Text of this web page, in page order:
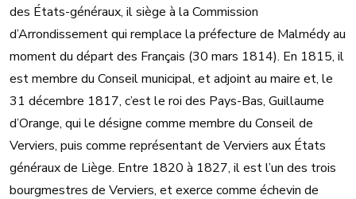
des États-généraux, il siège à la Commission
d’Arrondissement qui remplace la préfecture de Malmédy au
moment du départ des Français (30 mars 1814). En 1815, il
est membre du Conseil municipal, et adjoint au maire et, le
31 décembre 1817, c’est le roi des Pays-Bas, Guillaume
d’Orange, qui le désigne comme membre du Conseil de
Verviers, puis comme représentant de Verviers aux États
généraux de Liège. Entre 1820 à 1827, il est l’un des trois
bourgmestres de Verviers, et exerce comme échevin de